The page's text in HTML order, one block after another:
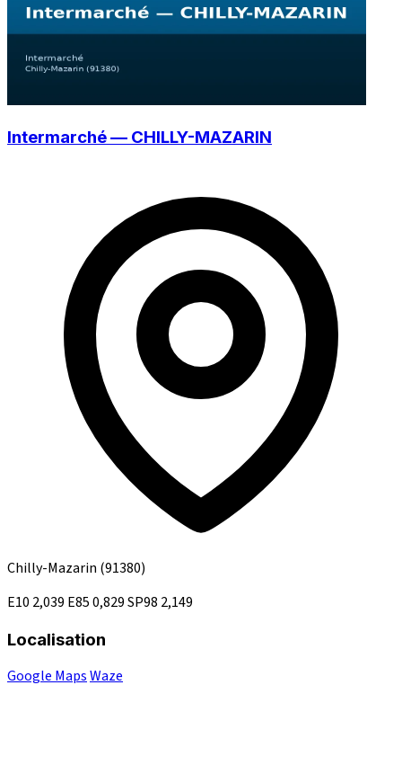
Intermarché — CHILLY-MAZARIN
Chilly-Mazarin (91380)
E10 2,039 E850,829SP98 2,149
Localisation
Google MapsWaze